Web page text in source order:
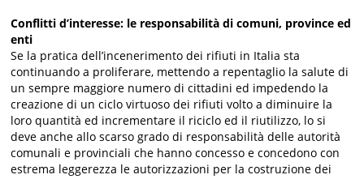
Conflitti d’interesse: le responsabilità di comuni, province ed
enti
Se la pratica dell’incenerimento dei rifiuti in Italia sta
continuando a proliferare, mettendo a repentaglio la salute di
un sempre maggiore numero di cittadini ed impedendo la
creazione di un ciclo virtuoso dei rifiuti volto a diminuire la
loro quantità ed incrementare il riciclo ed il riutilizzo, lo si
deve anche allo scarso grado di responsabilità delle autorità
comunali e provinciali che hanno concesso e concedono con
estrema leggerezza le autorizzazioni per la costruzione dei